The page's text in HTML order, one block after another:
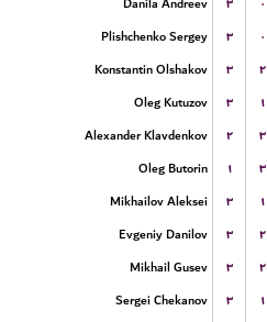
Plishchenko Sergey
۳ ۰
Konstantin Olshakov
۳ ۲
Oleg Kutuzov
۳ ۱
Alexander Klavdenkov
۲ ۳
Oleg Butorin
۱ ۳
Mikhailov Aleksei
۳ ۱
Evgeniy Danilov
۳ ۲
Mikhail Gusev
۳ ۲
Sergei Chekanov
۳ ۱